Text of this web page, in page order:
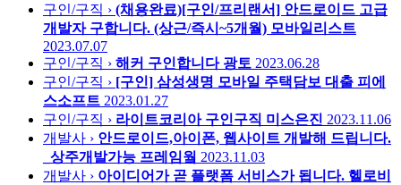
구인/구직 › (채용완료)[구인/프리랜서] 안드로이드 고급
개발자 구합니다. (상근/즉시~5개월) 모바일리스트
2023.07.07
구인/구직 › 해커 구인합니다 광토 2023.06.28
구인/구직 › [구인] 삼성생명 모바일 주택담보 대출 피에
스소프트 2023.01.27
구인/구직 › 라이트코리아 구인구직 미스은진 2023.11.06
개발사 › 안드로이드,아이폰, 웹사이트 개발해 드립니다.
_상주개발가능 프레임웤 2023.11.03
개발사 › 아이디어가 곧 플랫폼 서비스가 됩니다. 헬로비